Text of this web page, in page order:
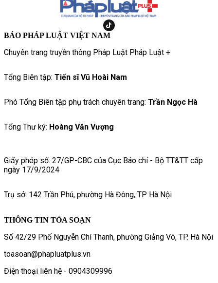
BÁO PHÁP LUẬT VIỆT NAM
Chuyên trang truyền thông Pháp Luật Pháp Luật +
Tổng Biên tập: Tiến sĩ Vũ Hoài Nam
Phó Tổng Biên tập phụ trách chuyên trang: Trần Ngọc Hà
Tổng Thư ký: Hoàng Văn Vượng
Giấy phép số: 27/GP-CBC của Cục Báo chí - Bộ TT&TT cấp
ngày 17/9/2024
Trụ sở: 142 Trần Phú, phường Hà Đông, TP Hà Nội
THÔNG TIN TÒA SOẠN
Số 42/29 Phố Nguyễn Chí Thanh, phường Giảng Võ, TP. Hà Nội
toasoan@phapluatplus.vn
Điện thoại liên hệ - 0904309996